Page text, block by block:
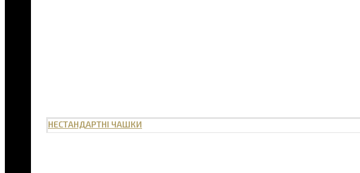
НЕСТАНДАРТНІ ЧАШКИ